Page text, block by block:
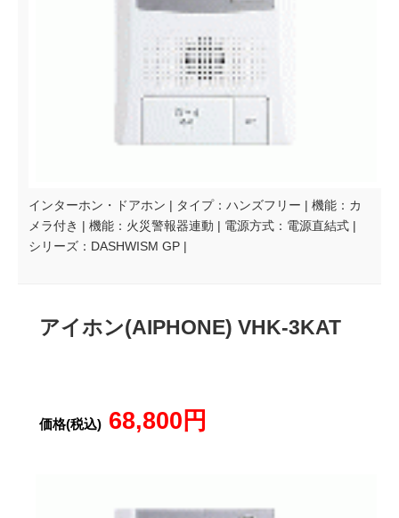
インターホン・ドアホン | タイプ：ハンズフリー | 機能：カ
メラ付き | 機能：火災警報器連動 | 電源方式：電源直結式 |
シリーズ：DASHWISM GP |
アイホン(AIPHONE) VHK-3KAT
価格(税込)68,800円